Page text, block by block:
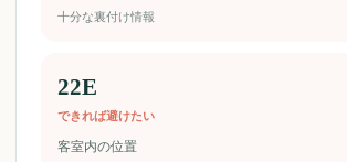
十分な裏付け情報
22E
できれば避けたい
客室内の位置